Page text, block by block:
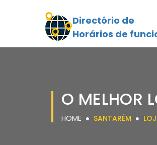
Directório de
Horários de
O MELHOR
HOME SANTARÉM